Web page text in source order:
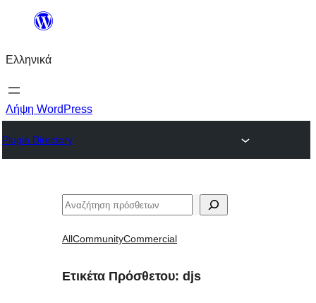
Μετάβαση
περιεχόμενο
Ελληνικά
Λήψη WordPress
Plugin Directory
Αναζήτηση
AllCommunityCommercial
Ετικέτα Πρόσθετου: djs